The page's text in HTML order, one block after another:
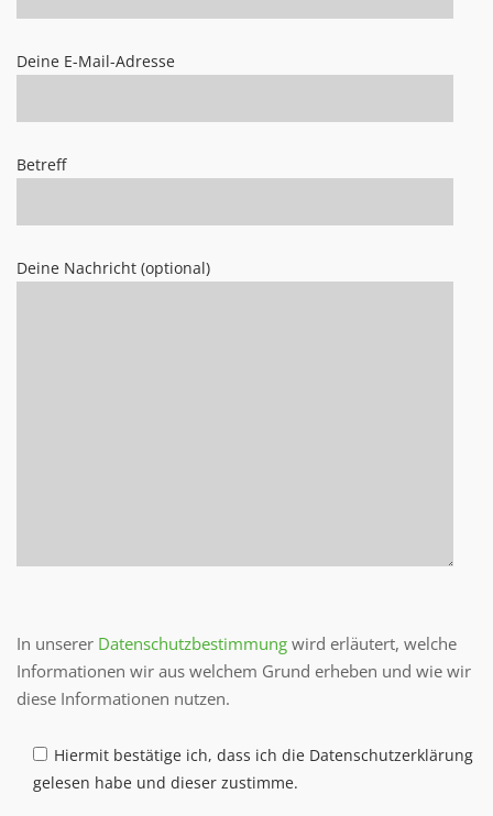
Deine E-Mail-Adresse
Betreff
Deine Nachricht (optional)
In unserer Datenschutzbestimmung wird erläutert, welche
Informationen wir aus welchem Grund erheben und wie wir
diese Informationen nutzen.
Hiermit bestätige ich, dass ich die Datenschutzerklärung
gelesen habe und dieser zustimme.